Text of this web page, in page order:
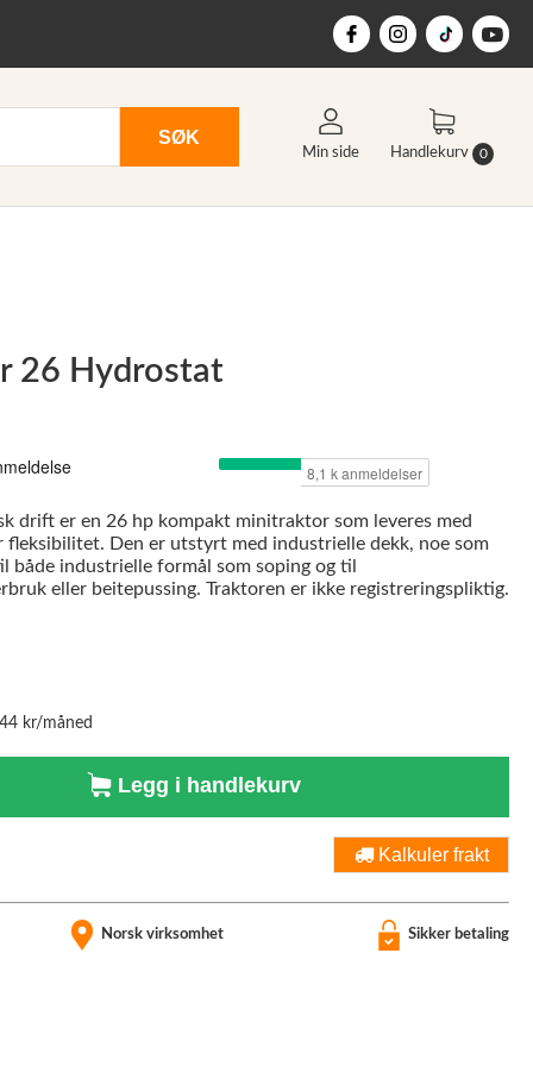
SØK
Min side Handlekurv 0
26 Hydrostat
drift er en 26 hp kompakt minitraktor som leveres med
fleksibilitet. Den er utstyrt med industrielle dekk, noe som
både industrielle formål som soping og til
eller beitepussing. Traktoren er ikke registreringspliktig.
kr/måned
Legg i handlekurv
Kalkuler frakt
Norsk virksomhet Sikker betaling